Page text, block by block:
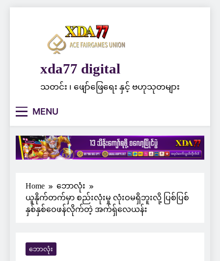
xda77 digital
သတင်း ၊ ဖျော်ဖြေရေး နှင့် ဗဟုသုတများ
MENU
Home
ဘောလုံး
ယူနိုက်တက်မှာ စည်းလုံးမှု လုံးဝမရှိဘူးလို့ ပြစ်ပြစ်
နှစ်နှစ်ဝေဖန်လိုက်တဲ့ အက်ရှ်လေယန်း
ဘောလုံး